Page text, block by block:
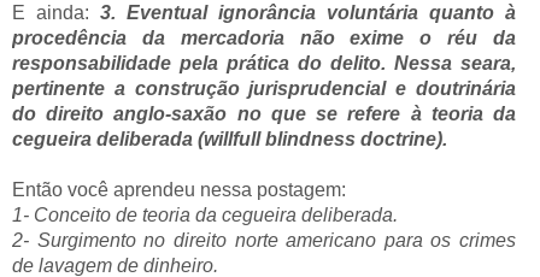
E ainda: 3. Eventual ignorância voluntária quanto à
procedência da mercadoria não exime o réu da
responsabilidade pela prática do delito. Nessa seara,
pertinente a construção jurisprudencial e doutrinária
do direito anglo-saxão no que se refere à teoria da
cegueira deliberada (willfull blindness doctrine).
Então você aprendeu nessa postagem:
1- Conceito de teoria da cegueira deliberada.
2- Surgimento no direito norte americano para os crimes
de lavagem de dinheiro.